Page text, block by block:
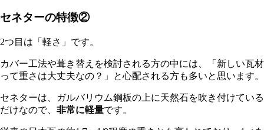
セネターの特徴②
2つ目は「軽さ」です。
カバー工法や葺き替えを検討される方の中には、「新しい瓦材
って重さは大丈夫なの？」と心配される方も多いと思います。
セネターは、ガルバリウム鋼板の上に天然石を吹き付けている
だけなので、 非常に軽量です。